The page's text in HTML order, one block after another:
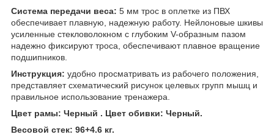
Система передачи веса: 5 мм трос в оплетке из ПВХ
обеспечивает плавную, надежную работу. Нейлоновые шкивы
усиленные стекловолокном с глубоким V-образным пазом
надежно фиксируют троса, обеспечивают плавное вращение
подшипников.
Инструкция: удобно просматривать из рабочего положения,
представляет схематический рисунок целевых групп мышц и
правильное использование тренажера.
Цвет рамы: Черный . Цвет обивки: Черный.
Весовой стек: 96+4.6 кг.